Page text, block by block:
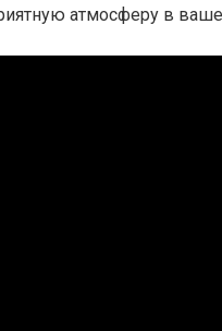
атмосферу в